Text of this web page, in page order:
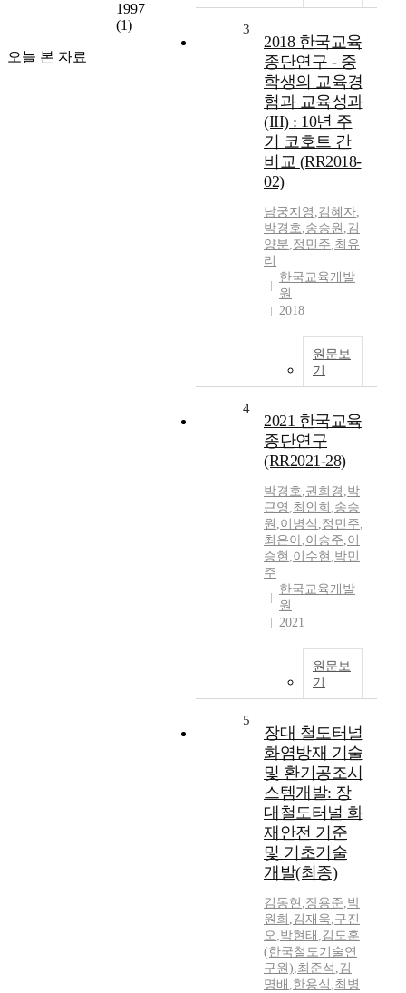
1997
(1)
오늘 본 자료
3
2018 한국교육
종단연구 - 중
학생의 교육경
험과 교육성과
(III) : 10년 주
기 코호트 간
비교 (RR2018-
02)
남궁지영 ,김혜자,
박경호,송승원 ,김
양분,정민주,최유
리
한국교육개발
원
2018
원문보
기
4
2021 한국교육
종단연구
(RR2021-28)
박경호,권희경 ,박
근영 ,최인희 ,송승
원 ,이병식 ,정민주,
최은아,이승주,이
승현 ,이수현 ,박민
주
한국교육개발
원
2021
원문보
기
5
장대 철도터널
화염방재 기술
및 환기공조시
스템개발: 장
대철도터널 화
재안전 기준
및 기초기술
개발(최종)
김동현 ,장용준,박
원희 ,김재욱,구진
오,박현태 ,김도훈
(한국철도기술연
구원),최준석 ,김
명배 ,한용식 ,최병